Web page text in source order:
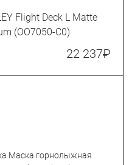
Flight Deck L Matte
(OO7050-C0)
22 237₽